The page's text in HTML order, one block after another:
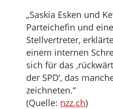
„Saskia Esken und
Parteichefin und
Stellvertreter,
einem internen
sich für das
der SPD‘, das
zeichneten.“
(Quelle: nzz.ch)